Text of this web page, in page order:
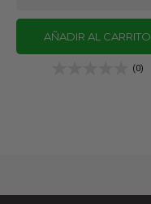
AÑADIR AL CARRITO
(0)